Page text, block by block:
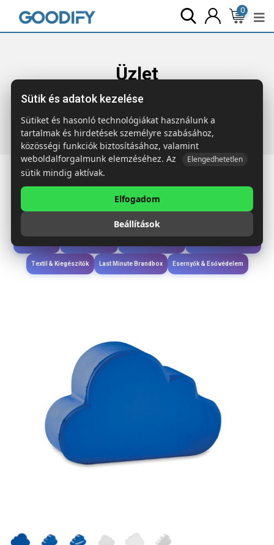
0
Üzlet
Főoldal Termékek Gyerekek & játékok
alakú stresszoldó játék
Étkezés & Ivás
Wellness & Ápolás
Textil & Kiegészítők Last Minute Brandbox Esernyők & Esővédelem
Sütik és adatok kezelése
Sütiket és hasonló technológiákat használunk a
tartalmak és hirdetések személyre szabásához,
közösségi funkciók biztosításához, valamint
weboldalforgalmunk elemzéséhez. Az
Elengedhetetlen
sütik mindig aktívak.
Elfogadom
Beállítások